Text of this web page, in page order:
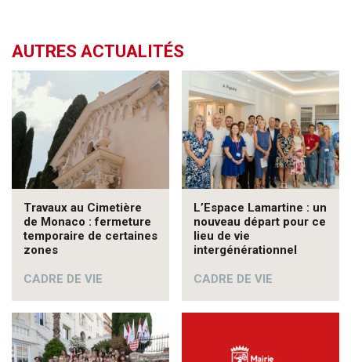
AUTRES ACTUALITÉS
Travaux au Cimetière
de Monaco : fermeture
temporaire de certaines
zones
CADRE DE VIE
L’Espace Lamartine : un
nouveau départ pour ce
lieu de vie
intergénérationnel
CADRE DE VIE